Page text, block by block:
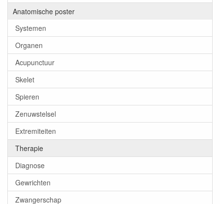
Anatomische poster
Systemen
Organen
Acupunctuur
Skelet
Spieren
Zenuwstelsel
Extremiteiten
Therapie
Diagnose
Gewrichten
Zwangerschap